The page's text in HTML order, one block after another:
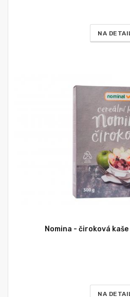
NA
Nomina - čiroková
NA